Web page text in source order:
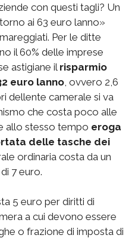
con questi tagli? Un
ai 63 euro lanno»
Per le ditte
il 60% delle imprese
astigiane il risparmio
euro lanno , ovvero 2,6
dellente camerale si va
che costa poco alle
allo stesso tempo eroga
delle tasche dei
ordinaria costa da un
7 euro.
5 euro per diritti di
a cui devono essere
o frazione di imposta di